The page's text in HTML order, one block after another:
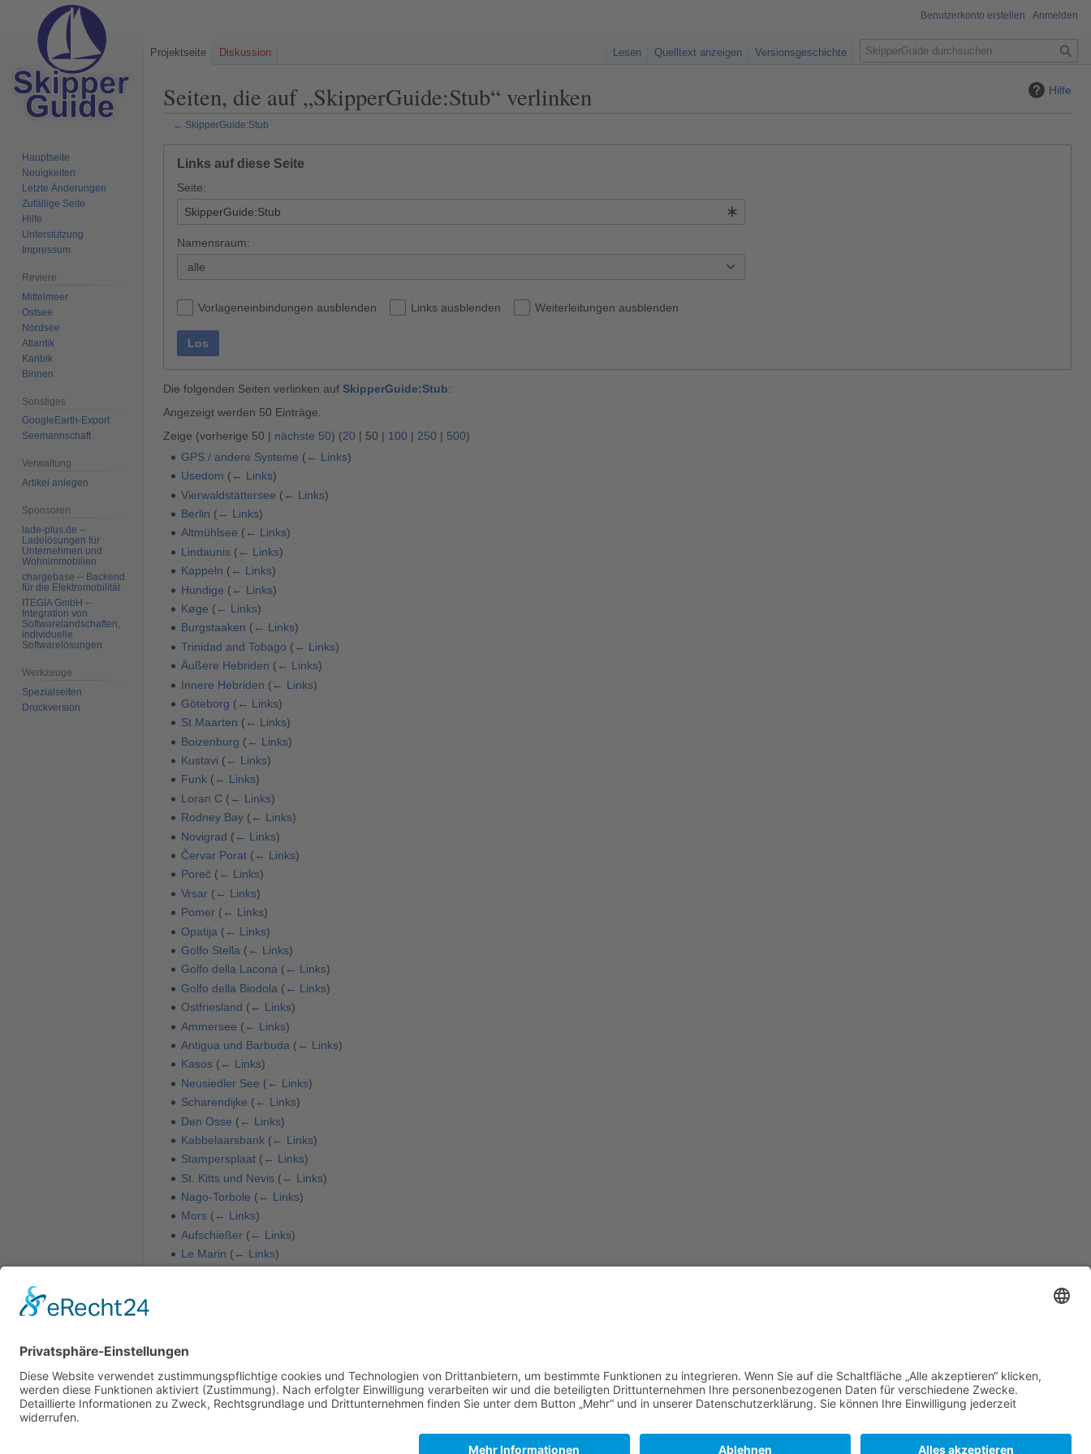
Hilfe
Seiten, die auf „SkipperGuide:Stub“ verlinken
← SkipperGuide:Stub
Navigation
springen
Suche
springen
Links auf diese Seite
Seite:
Namensraum:
alle
Vorlageneinbindungen ausblenden Links ausblenden Weiterleitungen ausblenden
Los
Die folgenden Seiten verlinken auf SkipperGuide:Stub:
Angezeigt werden 50 Einträge.
Zeige (vorherige 50 | nächste 50) (20 | 50 | 100 | 250 | 500)
GPS / andere Systeme ( ← Links)
Usedom ( ← Links)
Vierwaldstättersee ( ← Links)
Berlin ( ← Links)
Altmühlsee ( ← Links)
Lindaunis ( ← Links)
Kappeln ( ← Links)
Hundige ( ← Links)
Køge ( ← Links)
Burgstaaken ( ← Links)
Trinidad and Tobago ( ← Links)
Äußere Hebriden ( ← Links)
Innere Hebriden ( ← Links)
Göteborg ( ← Links)
St.Maarten ( ← Links)
Boizenburg ( ← Links)
Kustavi ( ← Links)
Funk ( ← Links)
Loran C ( ← Links)
Rodney Bay ( ← Links)
Novigrad ( ← Links)
Červar Porat ( ← Links)
Poreč ( ← Links)
Vrsar ( ← Links)
Pomer ( ← Links)
Opatija ( ← Links)
Golfo Stella ( ← Links)
Golfo della Lacona ( ← Links)
Golfo della Biodola ( ← Links)
Ostfriesland ( ← Links)
Ammersee ( ← Links)
Antigua und Barbuda ( ← Links)
Kasos ( ← Links)
Neusiedler See ( ← Links)
Scharendijke ( ← Links)
Den Osse ( ← Links)
Kabbelaarsbank ( ← Links)
Stampersplaat ( ← Links)
St. Kitts und Nevis ( ← Links)
Nago-Torbole ( ← Links)
Mors ( ← Links)
Aufschießer ( ← Links)
Le Marin ( ← Links)
Wattenmeer
Jütland (← Links)
Zeige (vorherige 50|nächste 50 ) (20|50|100|250|500)
Benutzerkonto erstellen Anmelden
Projektseite Diskussion Lesen Quelltext anzeigen Versionsgeschichte
S
u
e
Hauptseite
Neuigkeiten
Letzte Änderungen
Zufällige Seite
Hilfe
Unterstützung
Impressum
Reviere
Mittelmeer
Ostsee
Nordsee
Atlantik
Karibik
Binnen
Sonstiges
GoogleEarth-Export
Seemannschaft
Verwaltung
Artikel anlegen
Sponsoren
lade-plus.de --
Ladelösungen für
Unternehmen und
Wohnimmobilien
chargebase -- Backend
für die Elektromobilität
ITEGIA GmbH --
Integration von
Softwarelandschaften,
individuelle
Softwarelösungen
Werkzeuge
Spezialseiten
Druckversion